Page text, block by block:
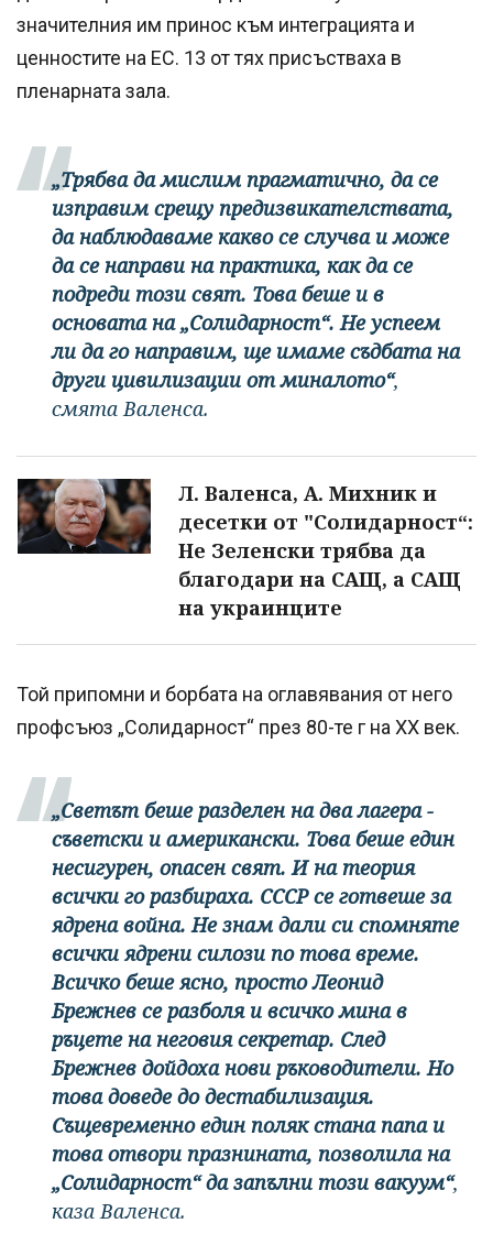
значителния им принос към интеграцията и
ценностите на ЕС. 13 от тях присъстваха в
пленарната зала.
„Трябва да мислим прагматично, да се
изправим срещу предизвикателствата,
да наблюдаваме какво се случва и може
да се направи на практика, как да се
подреди този свят. Това беше и в
основата на „Солидарност“. Не успеем
ли да го направим, ще имаме съдбата на
други цивилизации от миналото“,
смята Валенса.
Л. Валенса, А. Михник и
десетки от "Солидарност“:
Не Зеленски трябва да
благодари на САЩ, а САЩ
на украинците
Той припомни и борбата на оглавявания от него
профсъюз „Солидарност“ през 80-те г на ХХ век.
„Светът беше разделен на два лагера -
съветски и американски. Това беше един
несигурен, опасен свят. И на теория
всички го разбираха. СССР се готвеше за
ядрена война. Не знам дали си спомняте
всички ядрени силози по това време.
Всичко беше ясно, просто Леонид
Брежнев се разболя и всичко мина в
ръцете на неговия секретар. След
Брежнев дойдоха нови ръководители. Но
това доведе до дестабилизация.
Същевременно един поляк стана папа и
това отвори празнината, позволила на
„Солидарност“ да запълни този вакуум“,
каза Валенса.